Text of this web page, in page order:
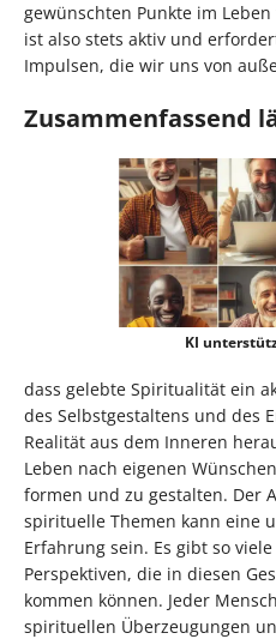
gewünschten Punkte im
ist also stets aktiv und
Impulsen, die wir uns von
Zusammenfassend
KI
dass gelebte Spiritualität ein
des Selbstgestaltens und des
Realität aus dem Inneren
Leben nach eigenen
formen und zu gestalten. Der
spirituelle Themen kann eine
Erfahrung sein. Es gibt so
Perspektiven, die in diesen
kommen können. Jeder
spirituellen Überzeugungen